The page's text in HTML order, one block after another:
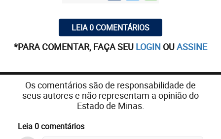
LEIA 0 COMENTÁRIOS
*PARA COMENTAR, FAÇA SEU LOGIN OUASSINE
Os comentários são de responsabilidade de
seus autores e não representam a opinião do
Estado de Minas.
Leia 0 comentários